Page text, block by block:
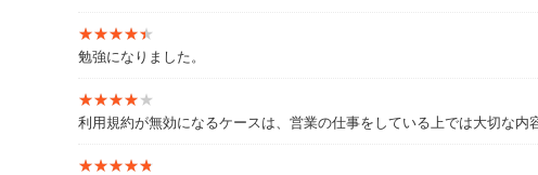
★★★★★
★★★★★
勉強になりました。
★★★★★
★★★★★
利用規約が無効になるケースは、営業の仕事をしている上では大切な内
★★★★★
★★★★★